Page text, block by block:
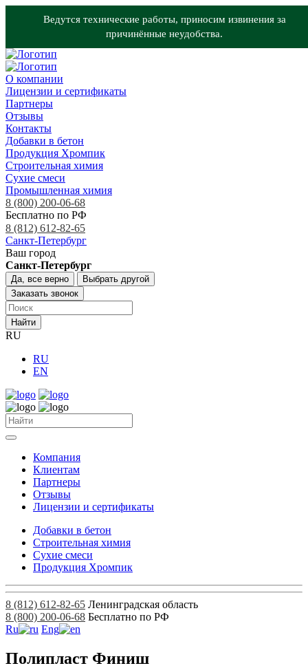
Ведутся технические работы, приносим извинения за
причинённые неудобства.
О компании
Лицензии и сертификаты
Партнеры
Отзывы
Контакты
Добавки в бетон
Продукция Хромпик
Строительная химия
Сухие смеси
Промышленная химия
8 (800) 200-06-68
Бесплатно по РФ
8 (812) 612-82-65
Санкт-Петербург
Ваш город
Санкт-Петербург
Да, все верно
Выбрать другой
Заказать звонок
Найти
RU
RU
EN
Компания
Клиентам
Партнеры
Отзывы
Лицензии и сертификаты
Добавки в бетон
Строительная химия
Сухие смеси
Продукция Хромпик
8 (812) 612-82-65 Ленинградская область
8 (800) 200-06-68 Бесплатно по РФ
Ru
Eng
Полипласт Финиш